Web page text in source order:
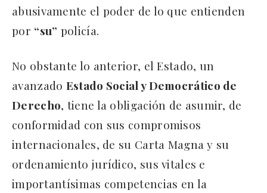
abusivamente el poder de lo que entienden
por “su” policía.
No obstante lo anterior, el Estado, un
avanzado Estado Social y Democrático de
Derecho, tiene la obligación de asumir, de
conformidad con sus compromisos
internacionales, de su Carta Magna y su
ordenamiento jurídico, sus vitales e
importantísimas competencias en la